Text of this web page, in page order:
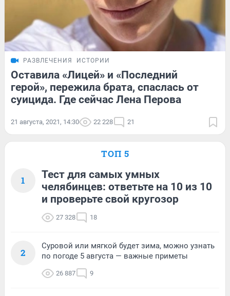
РАЗВЛЕЧЕНИЯ ИСТОРИИ
Оставила «Лицей» и «Последний
герой», пережила брата, спаслась от
суицида. Где сейчас Лена Перова
21 августа, 2021, 14:30 22 228 21
ТОП 5
1
Тест для самых умных
челябинцев: ответьте на 10 из 10
и проверьте свой кругозор
27 328 18
2
Суровой или мягкой будет зима, можно узнать
по погоде 5 августа — важные приметы
26 887 9